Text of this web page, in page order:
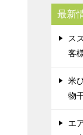
最新
ス
客
米
物
エ